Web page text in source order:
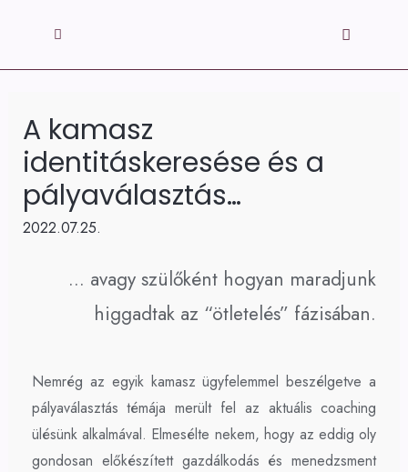
A kamasz
identitáskeresése és a
pályaválasztás…
2022.07.25.
… avagy szülőként hogyan maradjunk
higgadtak az “ötletelés” fázisában.
Nemrég az egyik kamasz ügyfelemmel beszélgetve a
pályaválasztás témája merült fel az aktuális coaching
ülésünk alkalmával. Elmesélte nekem, hogy az eddig oly
gondosan előkészített gazdálkodás és menedzsment